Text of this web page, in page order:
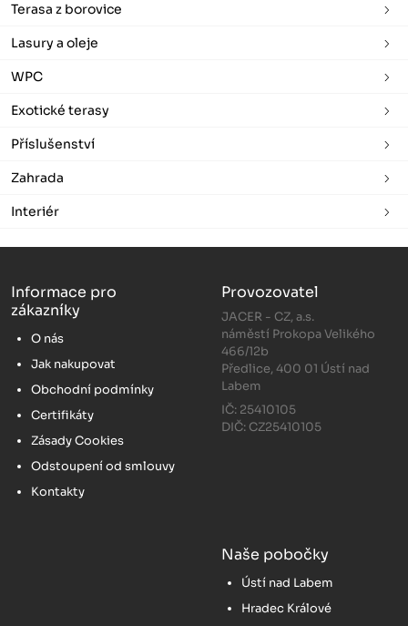
Terasa z borovice
Lasury a oleje
WPC
Exotické terasy
Příslušenství
Zahrada
Interiér
Informace pro
zákazníky
O nás
Jak nakupovat
Obchodní podmínky
Certifikáty
Zásady Cookies
Odstoupení od smlouvy
Kontakty
Provozovatel
JACER - CZ, a.s.
náměstí Prokopa Velikého
466/12b
Předlice, 400 01 Ústí nad
Labem
IČ: 25410105
DIČ: CZ25410105
Naše pobočky
Ústí nad Labem
Hradec Králové